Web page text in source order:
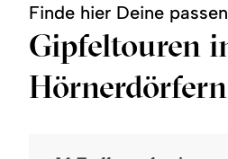
Finde hier Deine
Gipfeltouren
Hörnerdörfern